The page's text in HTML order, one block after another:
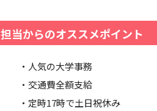
担当からのオススメポイント
・人気の大学事務
・交通費全額支給
・定時17時で土日祝休み